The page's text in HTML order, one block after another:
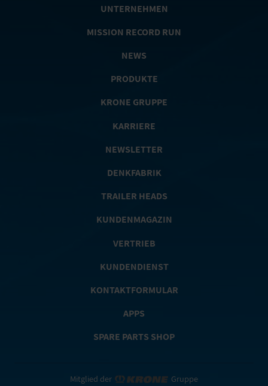
UNTERNEHMEN
MISSION RECORD RUN
NEWS
PRODUKTE
KRONE GRUPPE
KARRIERE
NEWSLETTER
DENKFABRIK
TRAILER HEADS
KUNDENMAGAZIN
VERTRIEB
KUNDENDIENST
KONTAKTFORMULAR
APPS
SPARE PARTS SHOP
Mitglied der Gruppe